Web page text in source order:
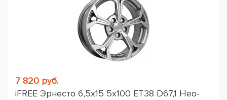
7 820 руб.
iFREE Эрнесто 6,5x15 5x100 ET38 D67,1 Нео-